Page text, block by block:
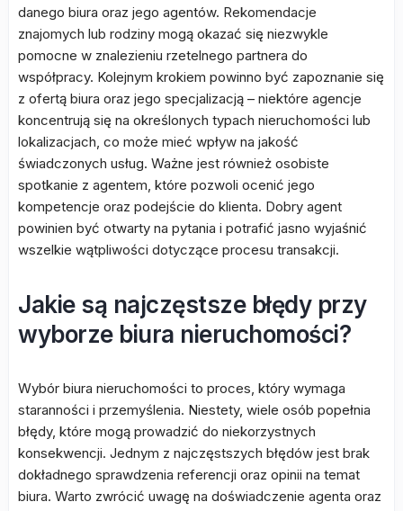
danego biura oraz jego agentów. Rekomendacje
znajomych lub rodziny mogą okazać się niezwykle
pomocne w znalezieniu rzetelnego partnera do
współpracy. Kolejnym krokiem powinno być zapoznanie się
z ofertą biura oraz jego specjalizacją – niektóre agencje
koncentrują się na określonych typach nieruchomości lub
lokalizacjach, co może mieć wpływ na jakość
świadczonych usług. Ważne jest również osobiste
spotkanie z agentem, które pozwoli ocenić jego
kompetencje oraz podejście do klienta. Dobry agent
powinien być otwarty na pytania i potrafić jasno wyjaśnić
wszelkie wątpliwości dotyczące procesu transakcji.
Jakie są najczęstsze błędy przy
wyborze biura nieruchomości?
Wybór biura nieruchomości to proces, który wymaga
staranności i przemyślenia. Niestety, wiele osób popełnia
błędy, które mogą prowadzić do niekorzystnych
konsekwencji. Jednym z najczęstszych błędów jest brak
dokładnego sprawdzenia referencji oraz opinii na temat
biura. Warto zwrócić uwagę na doświadczenie agenta oraz